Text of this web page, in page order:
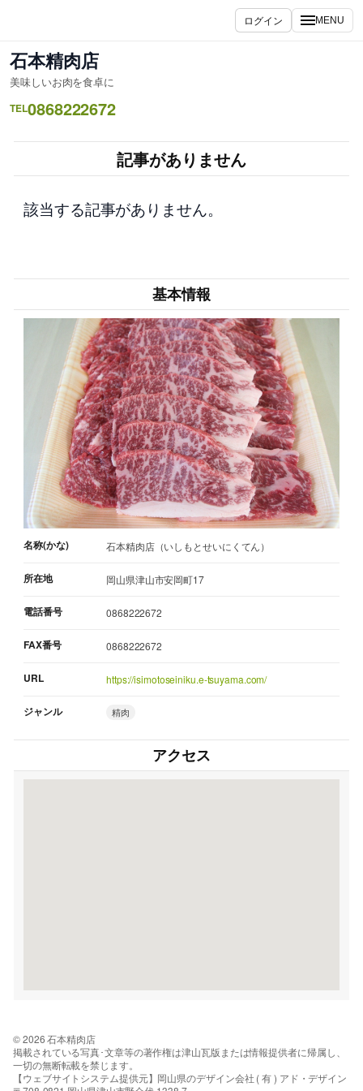
を
ス
キ
ッ
ログイン MENU
石本精肉店
美味しいお肉を食卓に
TEL0868222672
記事がありません
該当する記事がありません。
基本情報
名称(かな) 石本精肉店（いしもとせいにくてん）
所在地 岡山県津山市安岡町17
電話番号 0868222672
FAX番号 0868222672
URL https://isimotoseiniku.e-tsuyama.com/
ジャンル 精肉
アクセス
© 2026 石本精肉店
掲載されている写真･文章等の著作権は津山瓦版または情報提供者に帰属し、
一切の無断転載を禁じます。
【ウェブサイトシステム提供元】岡山県のデザイン会社 ( 有 ) アド・デザイン